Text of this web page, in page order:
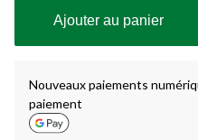
à
Ajouter au panier
Nouveaux paiements
paiement